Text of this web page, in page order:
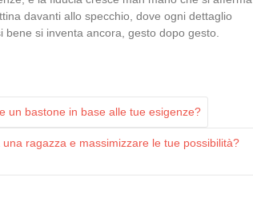
davanti allo specchio, dove ogni dettaglio
si inventa ancora, gesto dopo gesto.
un bastone in base alle tue esigenze?
ragazza e massimizzare le tue possibilità?